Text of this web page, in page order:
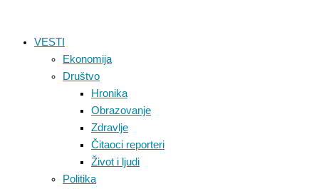
sadržajVESTI
Ekonomija
Društvo
Hronika
Obrazovanje
Zdravlje
Čitaoci reporteri
Život i ljudi
Politika